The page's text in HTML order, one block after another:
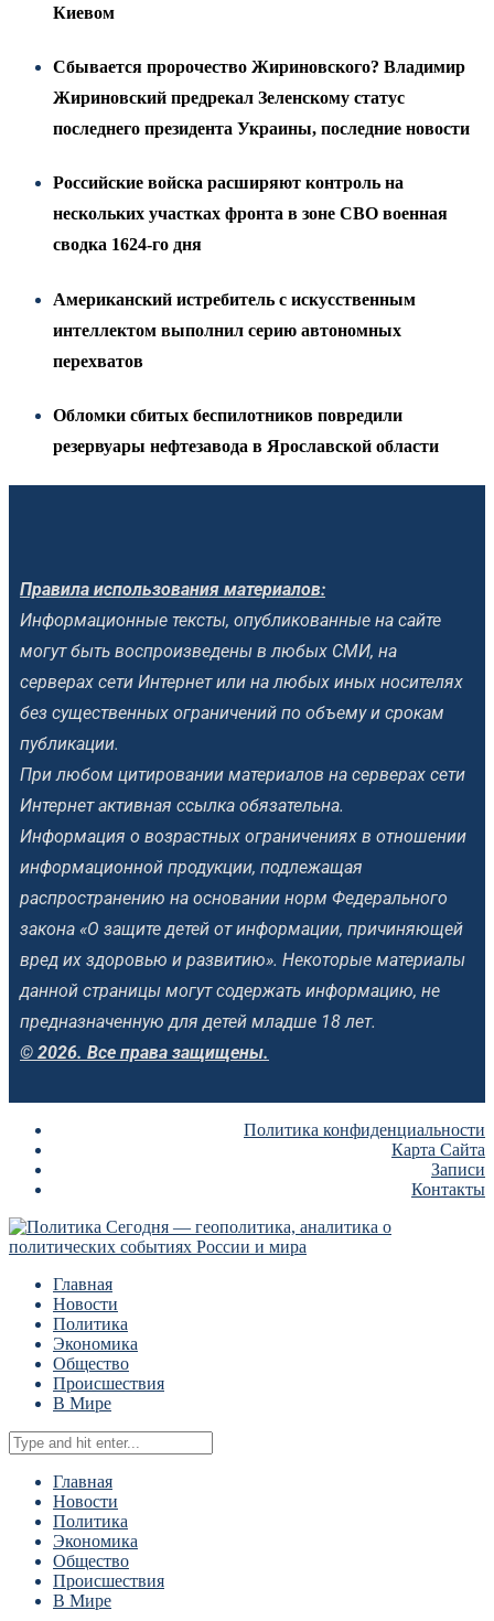
Киевом
Сбывается пророчество Жириновского? Владимир
Жириновский предрекал Зеленскому статус
последнего президента Украины, последние новости
Российские войска расширяют контроль на
нескольких участках фронта в зоне СВО военная
сводка 1624-го дня
Американский истребитель с искусственным
интеллектом выполнил серию автономных
перехватов
Обломки сбитых беспилотников повредили
резервуары нефтезавода в Ярославской области
Правила использования материалов:
Информационные тексты, опубликованные на сайте
могут быть воспроизведены в любых СМИ, на
серверах сети Интернет или на любых иных носителях
без существенных ограничений по объему и срокам
публикации.
При любом цитировании материалов на серверах сети
Интернет активная ссылка обязательна.
Информация о возрастных ограничениях в отношении
информационной продукции, подлежащая
распространению на основании норм Федерального
закона «О защите детей от информации, причиняющей
вред их здоровью и развитию». Некоторые материалы
данной страницы могут содержать информацию, не
предназначенную для детей младше 18 лет.
© 2026. Все права защищены.
Политика конфиденциальности
Карта Сайта
Записи
Контакты
Главная
Новости
Политика
Экономика
Общество
Происшествия
В Мире
Главная
Новости
Политика
Экономика
Общество
Происшествия
В Мире